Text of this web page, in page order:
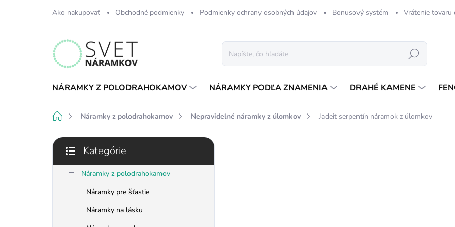
Ako nakupovať Obchodné podmienky Podmienky ochrany osobných údajov Bonusový systém Vrátenie tovaru
Hľadať
NÁRAMKY Z POLODRAHOKAMOV NÁRAMKY PODĽA ZNAMENIA DRAHÉ KAMENE
DomovNáramky z polodrahokamov Nepravidelné náramky z úlomkov Jadeit serpentín náramok z úlomkov
B
č
Preskočiť
kategórie
Kategórie
Náramky z polodrahokamov
Náramky pre šťastie
Náramky na lásku